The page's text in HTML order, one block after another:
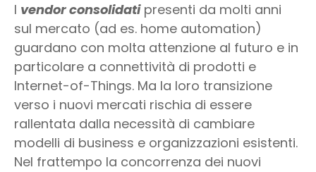
I vendor consolidatipresenti da molti anni
sul mercato (ad es. home automation)
guardano con molta attenzione al futuro e in
particolare a connettività di prodotti e
Internet-of-Things. Ma la loro transizione
verso i nuovi mercati rischia di essere
rallentata dalla necessità di cambiare
modelli di business e organizzazioni esistenti.
Nel frattempo la concorrenza dei nuovi